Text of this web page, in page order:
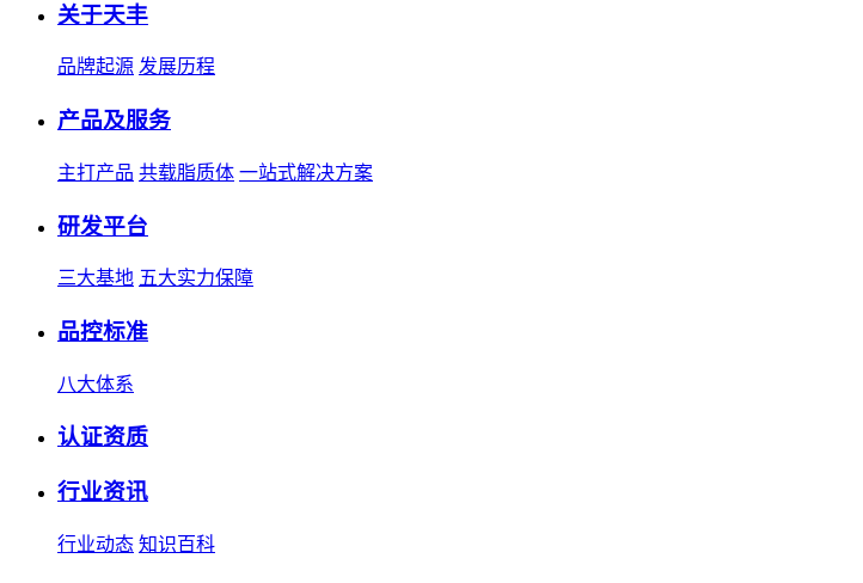
关于天丰
品牌起源 发展历程
产品及服务
主打产品 共载脂质体 一站式解决方案
研发平台
三大基地 五大实力保障
品控标准
八大体系
认证资质
行业资讯
行业动态 知识百科